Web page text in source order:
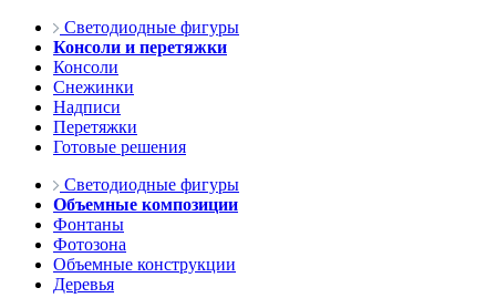
Светодиодные фигуры
Консоли и перетяжки
Консоли
Снежинки
Надписи
Перетяжки
Готовые решения
Светодиодные фигуры
Объемные композиции
Фонтаны
Фотозона
Объемные конструкции
Деревья